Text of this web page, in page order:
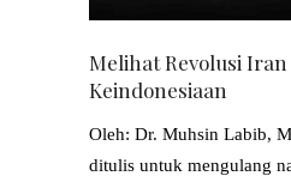
Melihat Revolusi
Keindonesiaan
Oleh: Dr. Muhsin Labib,
ditulis untuk mengulang